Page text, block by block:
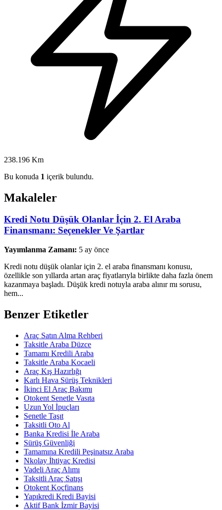
238.196 Km
Bu konuda 1 içerik bulundu.
Makaleler
Kredi Notu Düşük Olanlar İçin 2. El Araba
Finansmanı: Seçenekler Ve Şartlar
Yayımlanma Zamanı: 5 ay önce
Kredi notu düşük olanlar için 2. el araba finansmanı konusu,
özellikle son yıllarda artan araç fiyatlarıyla birlikte daha fazla önem
kazanmaya başladı. Düşük kredi notuyla araba alınır mı sorusu,
hem...
Benzer Etiketler
Araç Satın Alma Rehberi
Taksitle Araba Düzce
Tamamı Kredili Araba
Taksitle Araba Kocaeli
Araç Kış Hazırlığı
Karlı Hava Sürüş Teknikleri
İkinci El Araç Bakımı
Otokent Senetle Vasıta
Uzun Yol İpuçları
Senetle Taşıt
Taksitli Oto Al
Banka Kredisi İle Araba
Sürüş Güvenliği
Tamamına Kredili Peşinatsız Araba
Nkolay İhtiyaç Kredisi
Vadeli Araç Alımı
Taksitli Araç Satışı
Otokent Koçfinans
Yapıkredi Kredi Bayisi
Aktif Bank İzmir Bayisi